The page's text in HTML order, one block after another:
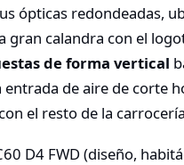
ópticas redondeadas,
gran calandra con el
de forma vertical
entrada de aire de corte
el resto de la